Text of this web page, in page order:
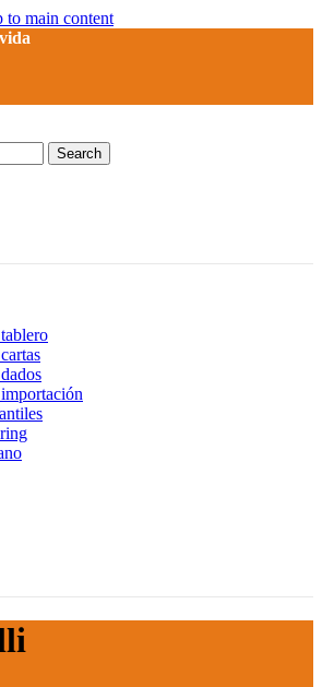
to main content
Search